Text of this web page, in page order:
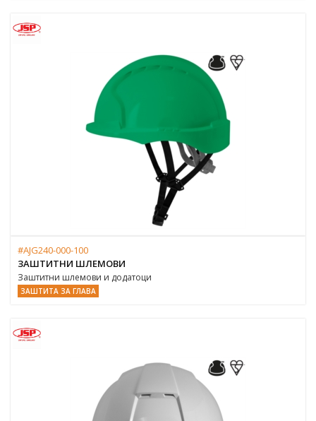
#AJG240-000-100
ЗАШТИТНИ ШЛЕМОВИ
Заштитни шлемови и додатоци
ЗАШТИТА ЗА ГЛАВА